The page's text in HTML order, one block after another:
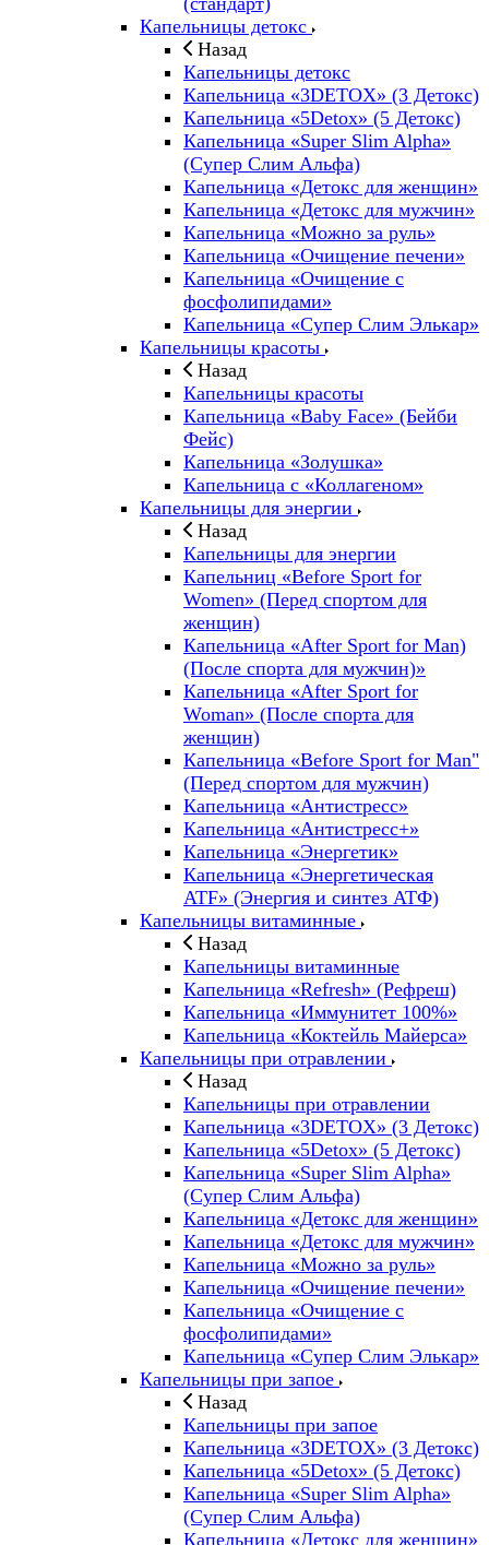
Капельницы детокс
Назад
Капельницы детокс
Капельница «3DETOX» (3 Детокс)
Капельница «5Detox» (5 Детокс)
Капельница «Super Slim Alpha»
(Cупер Слим Альфа)
Капельница «Детокс для женщин»
Капельница «Детокс для мужчин»
Капельница «Можно за руль»
Капельница «Очищение печени»
Капельница «Очищение с
фосфолипидами»
Капельница «Супер Слим Элькар»
Капельницы красоты
Назад
Капельницы красоты
Капельница «Baby Face» (Бейби
Фейс)
Капельница «Золушка»
Капельница с «Коллагеном»
Капельницы для энергии
Назад
Капельницы для энергии
Капельниц «Before Sport for
Women» (Перед спортом для
женщин)
Капельница «After Sport for Man)
(После спорта для мужчин)»
Капельница «After Sport for
Woman» (После спорта для
женщин)
Капельница «Before Sport for Man"
(Перед спортом для мужчин)
Капельница «Антистресс»
Капельница «Антистресс+»
Капельница «Энергетик»
Капельница «Энергетическая
ATF» (Энергия и синтез АТФ)
Капельницы витаминные
Назад
Капельницы витаминные
Капельница «Refresh» (Рефреш)
Капельница «Иммунитет 100%»
Капельница «Коктейль Майерса»
Капельницы при отравлении
Назад
Капельницы при отравлении
Капельница «3DETOX» (3 Детокс)
Капельница «5Detox» (5 Детокс)
Капельница «Super Slim Alpha»
(Cупер Слим Альфа)
Капельница «Детокс для женщин»
Капельница «Детокс для мужчин»
Капельница «Можно за руль»
Капельница «Очищение печени»
Капельница «Очищение с
фосфолипидами»
Капельница «Супер Слим Элькар»
Капельницы при запое
Назад
Капельницы при запое
Капельница «3DETOX» (3 Детокс)
Капельница «5Detox» (5 Детокс)
Капельница «Super Slim Alpha»
(Cупер Слим Альфа)
Капельница «Детокс для женщин»